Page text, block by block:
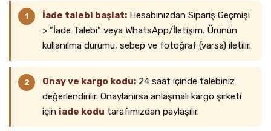
İade talebi başlat: Hesabınızdan Sipariş Geçmişi
> "İade Talebi" veya WhatsApp/İletişim. Ürünün
kullanılma durumu, sebep ve fotoğraf (varsa) iletilir.
Onay ve kargo kodu: 24 saat içinde talebiniz
değerlendirilir. Onaylanırsa anlaşmalı kargo şirketi
için iade kodu tarafımızdan paylaşılır.